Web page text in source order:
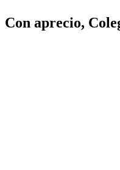
Con aprecio,